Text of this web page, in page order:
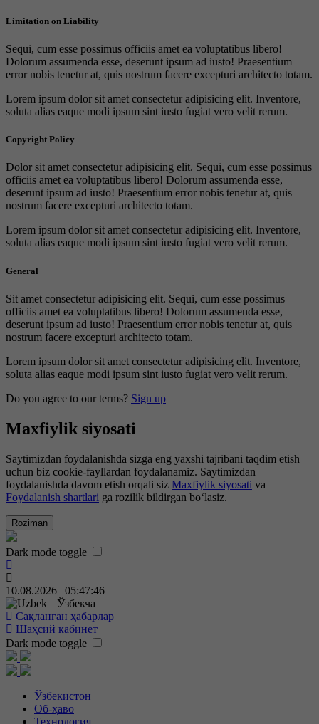
Limitation on Liability
Sequi, cum esse possimus officiis amet ea voluptatibus libero!
Dolorum assumenda esse, deserunt ipsum ad iusto! Praesentium
error nobis tenetur at, quis nostrum facere excepturi architecto totam.
Lorem ipsum dolor sit amet consectetur adipisicing elit. Inventore,
soluta alias eaque modi ipsum sint iusto fugiat vero velit rerum.
Copyright Policy
Dolor sit amet consectetur adipisicing elit. Sequi, cum esse possimus
officiis amet ea voluptatibus libero! Dolorum assumenda esse,
deserunt ipsum ad iusto! Praesentium error nobis tenetur at, quis
nostrum facere excepturi architecto totam.
Lorem ipsum dolor sit amet consectetur adipisicing elit. Inventore,
soluta alias eaque modi ipsum sint iusto fugiat vero velit rerum.
General
Sit amet consectetur adipisicing elit. Sequi, cum esse possimus
officiis amet ea voluptatibus libero! Dolorum assumenda esse,
deserunt ipsum ad iusto! Praesentium error nobis tenetur at, quis
nostrum facere excepturi architecto totam.
Lorem ipsum dolor sit amet consectetur adipisicing elit. Inventore,
soluta alias eaque modi ipsum sint iusto fugiat vero velit rerum.
Do you agree to our terms? Sign up
Maxfiylik siyosati
Saytimizdan foydalanishda sizga eng yaxshi tajribani taqdim etish
uchun biz cookie-fayllardan foydalanamiz. Saytimizdan
foydalanishda davom etish orqali siz Maxfiylik siyosati va
Foydalanish shartlari ga rozilik bildirgan bo‘lasiz.
Roziman
Dark mode toggle
10.08.2026 | 05:47:47
Ўзбекча
Сақланган ҳабарлар
Шаҳсий кабинет
Dark mode toggle
Ўзбекистон
Об-ҳаво
Технология